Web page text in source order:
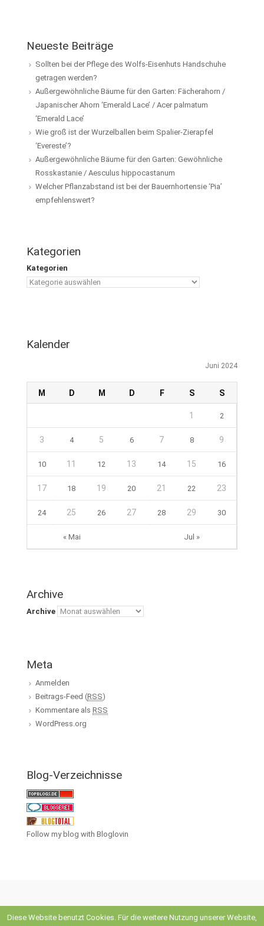
Neueste Beiträge
Sollten bei der Pflege des Wolfs-Eisenhuts Handschuhe
getragen werden?
Außergewöhnliche Bäume für den Garten: Fächerahorn /
Japanischer Ahorn ‘Emerald Lace’ / Acer palmatum
‘Emerald Lace’
Wie groß ist der Wurzelballen beim Spalier-Zierapfel
‘Evereste’?
Außergewöhnliche Bäume für den Garten: Gewöhnliche
Rosskastanie / Aesculus hippocastanum
Welcher Pflanzabstand ist bei der Bauernhortensie ‘Pia’
empfehlenswert?
Kategorien
Kategorien
Kalender
Juni 2024
M D M D F S S
« Mai Jul »
1 2
3 4 5 6 7 8 9
10 11 12 13 14 15 16
17 18 19 20 21 22 23
24 25 26 27 28 29 30
Archive
Archive
Meta
Anmelden
Beitrags-Feed (RSS)
Kommentare als RSS
WordPress.org
Blog-Verzeichnisse
Follow my blog with Bloglovin
Diese Website benutzt Cookies. Für die weitere Nutzung unserer Website,